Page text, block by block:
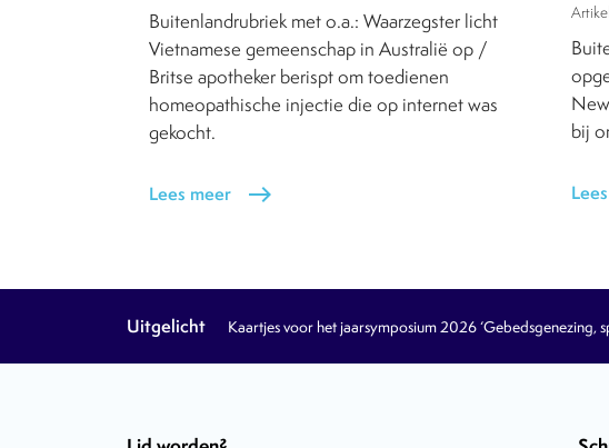
Buitenlandrubriek met o.a.: Waarzegster licht
Vietnamese gemeenschap in Australië op /
Britse apotheker berispt om toedienen
homeopathische injectie die op internet was
gekocht.
Lees meer east
bij
Uitgelicht Kaartjes voor het jaarsymposium 2026 ‘Gebedsgenezing,